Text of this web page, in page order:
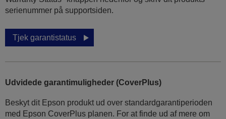
serienummer på supportsiden.
Tjek garantistatus
Udvidede garantimuligheder (CoverPlus)
Beskyt dit Epson produkt ud over standardgarantiperioden
med Epson CoverPlus planen. For at finde ud af mere om